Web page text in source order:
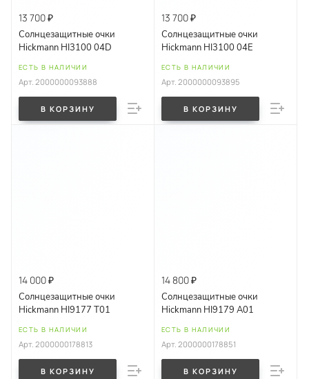
13 700 ₽
Солнцезащитные очки
Hickmann HI3100 04D
ЕСТЬ В НАЛИЧИИ
Арт. 2000000093888
В КОРЗИНУ
13 700 ₽
Солнцезащитные очки
Hickmann HI3100 04E
ЕСТЬ В НАЛИЧИИ
Арт. 2000000093895
В КОРЗИНУ
14 000 ₽
Солнцезащитные очки
Hickmann HI9177 T01
ЕСТЬ В НАЛИЧИИ
Арт. 2000000178813
В КОРЗИНУ
14 800 ₽
Солнцезащитные очки
Hickmann HI9179 A01
ЕСТЬ В НАЛИЧИИ
Арт. 2000000178851
В КОРЗИНУ